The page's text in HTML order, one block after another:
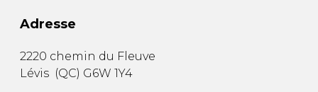
Adresse
2220 chemin du Fleuve
Lévis (QC) G6W 1Y4